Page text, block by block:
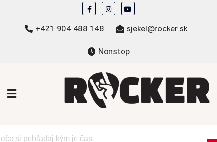
content
+421 904 488 148 sjekel@rocker.sk
Nonstop